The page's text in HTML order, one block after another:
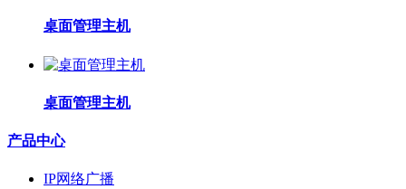
桌面管理主机
桌面管理主机
产品中心
IP网络广播